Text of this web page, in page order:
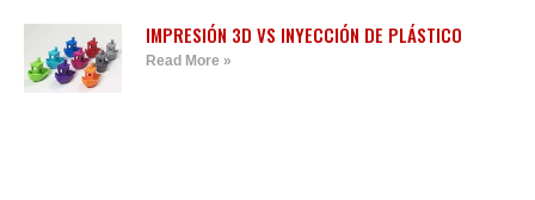
IMPRESIÓN 3D VS INYECCIÓN DE PLÁSTICO
Read More »